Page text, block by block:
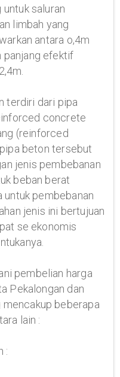
saluran
limbah yang
antara o,4m
panjang efektif
terdiri dari pipa
concrete
(reinforced
beton tersebut
jenis pembebanan
beban berat
untuk pembebanan
jenis ini bertujuan
se ekonomis
pembelian harga
Pekalongan dan
mencakup beberapa
lain :
: